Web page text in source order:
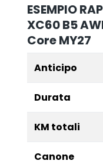
ESEMPIO
XC60 B5
Core MY27
Anticipo
Durata
KM totali
Canone